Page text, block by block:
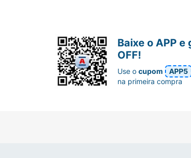
Baixe o APP e
OFF!
Use ocupom
APP5
na primeira compra